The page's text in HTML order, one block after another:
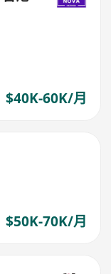
$40K-60K/月
$50K-70K/月